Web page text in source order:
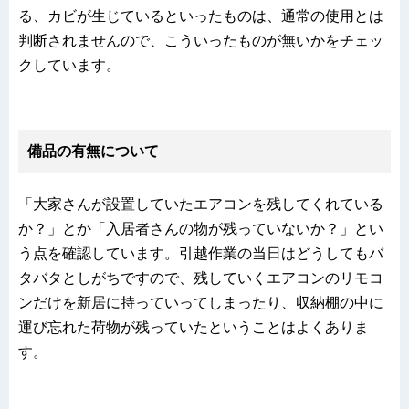
る、カビが生じているといったものは、通常の使用とは
判断されませんので、こういったものが無いかをチェッ
クしています。
備品の有無について
「大家さんが設置していたエアコンを残してくれている
か？」とか「入居者さんの物が残っていないか？」とい
う点を確認しています。引越作業の当日はどうしてもバ
タバタとしがちですので、残していくエアコンのリモコ
ンだけを新居に持っていってしまったり、収納棚の中に
運び忘れた荷物が残っていたということはよくありま
す。